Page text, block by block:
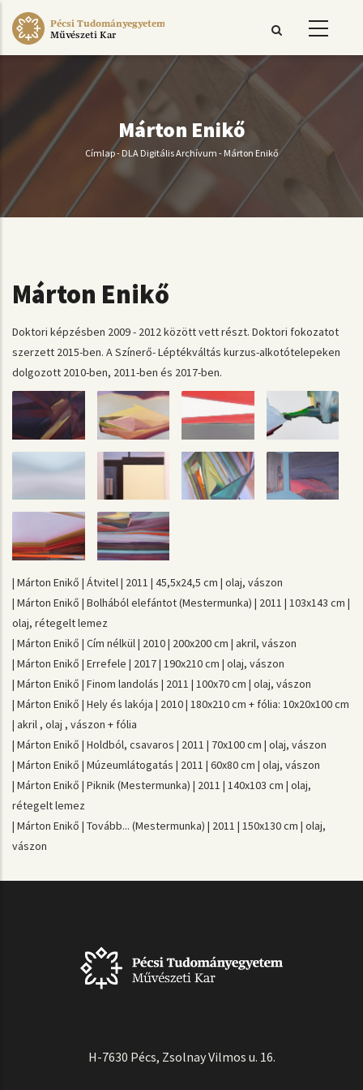
Ugrás
Pécsi Tudományegyetem
Művészeti Kar
Márton Enikő
Morzsa
Címlap-DLA Digitális Archívum - Márton Enikő
Márton Enikő
Doktori képzésben 2009 - 2012 között vett részt. Doktori fokozatot
szerzett 2015-ben. A Színerő- Léptékváltás kurzus-alkotótelepeken
dolgozott 2010-ben, 2011-ben és 2017-ben.
| Márton Enikő | Átvitel | 2011 | 45,5x24,5 cm | olaj, vászon
| Márton Enikő | Bolhából elefántot (Mestermunka) | 2011 | 103x143 cm |
olaj, rétegelt lemez
| Márton Enikő | Cím nélkül | 2010 | 200x200 cm | akril, vászon
| Márton Enikő | Errefele | 2017 | 190x210 cm | olaj, vászon
| Márton Enikő | Finom landolás | 2011 | 100x70 cm | olaj, vászon
| Márton Enikő | Hely és lakója | 2010 | 180x210 cm + fólia: 10x20x100 cm
| akril , olaj , vászon + fólia
| Márton Enikő | Holdból, csavaros | 2011 | 70x100 cm | olaj, vászon
| Márton Enikő | Múzeumlátogatás | 2011 | 60x80 cm | olaj, vászon
| Márton Enikő | Piknik (Mestermunka) | 2011 | 140x103 cm | olaj,
rétegelt lemez
| Márton Enikő | Tovább... (Mestermunka) | 2011 | 150x130 cm | olaj,
vászon
H-7630 Pécs, Zsolnay Vilmos u. 16.